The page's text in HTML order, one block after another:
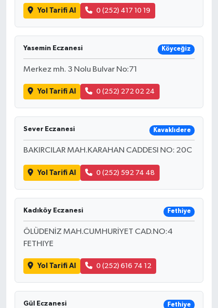
Yol Tarifi Al 0 (252) 417 10 19
Yasemin Eczanesi Köyceğiz
Merkez mh. 3 Nolu Bulvar No:71
Yol Tarifi Al 0 (252) 272 02 24
Sever Eczanesi Kavaklıdere
BAKIRCILAR MAH.KARAHAN CADDESI NO: 20C
Yol Tarifi Al 0 (252) 592 74 48
Kadıköy Eczanesi Fethiye
ÖLÜDENİZ MAH.CUMHURİYET CAD.NO:4
FETHIYE
Yol Tarifi Al 0 (252) 616 74 12
Gül Eczanesi Fethiye